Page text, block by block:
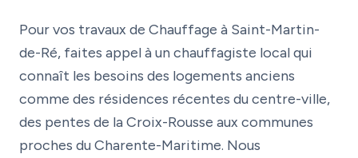
Pour vos travaux de Chauffage à Saint-Martin-
de-Ré, faites appel à un chauffagiste local qui
connaît les besoins des logements anciens
comme des résidences récentes du centre-ville,
des pentes de la Croix-Rousse aux communes
proches du Charente-Maritime. Nous